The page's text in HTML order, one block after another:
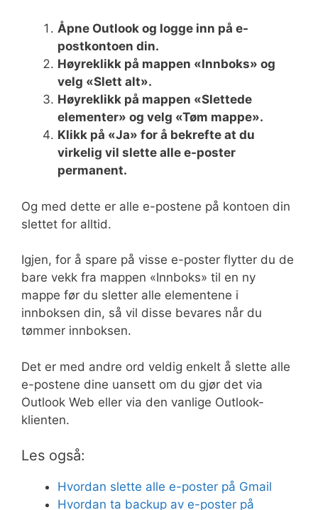
Åpne Outlook og logge inn på e-
postkontoen din.
Høyreklikk på mappen «Innboks» og
velg «Slett alt».
Høyreklikk på mappen «Slettede
elementer» og velg «Tøm mappe».
Klikk på «Ja» for å bekrefte at du
virkelig vil slette alle e-poster
permanent.
Og med dette er alle e-postene på kontoen din
slettet for alltid.
Igjen, for å spare på visse e-poster flytter du de
bare vekk fra mappen «Innboks» til en ny
mappe før du sletter alle elementene i
innboksen din, så vil disse bevares når du
tømmer innboksen.
Det er med andre ord veldig enkelt å slette alle
e-postene dine uansett om du gjør det via
Outlook Web eller via den vanlige Outlook-
klienten.
Les også:
Hvordan slette alle e-poster på Gmail
Hvordan ta backup av e-poster på